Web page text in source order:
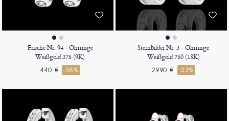
Frische Nr. 94 - Ohrringe
Weißgold 375 (9K)
440 € -36%
Sternbilder Nr. 3 - Ohrringe
Weißgold 750 (18K)
2990 € -53%